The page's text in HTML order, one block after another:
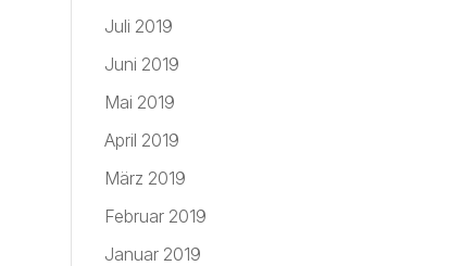
Juli 2019
Juni 2019
Mai 2019
April 2019
März 2019
Februar 2019
Januar 2019